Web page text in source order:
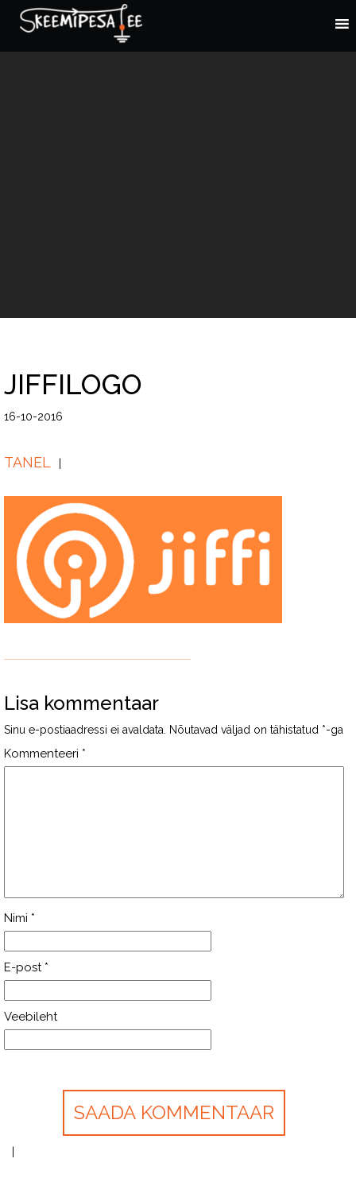
JIFFILOGO
16-10-2016
TANEL
Lisa kommentaar
Sinu e-postiaadressi ei avaldata. Nõutavad väljad on tähistatud *-ga
Kommenteeri *
Nimi *
E-post *
Veebileht